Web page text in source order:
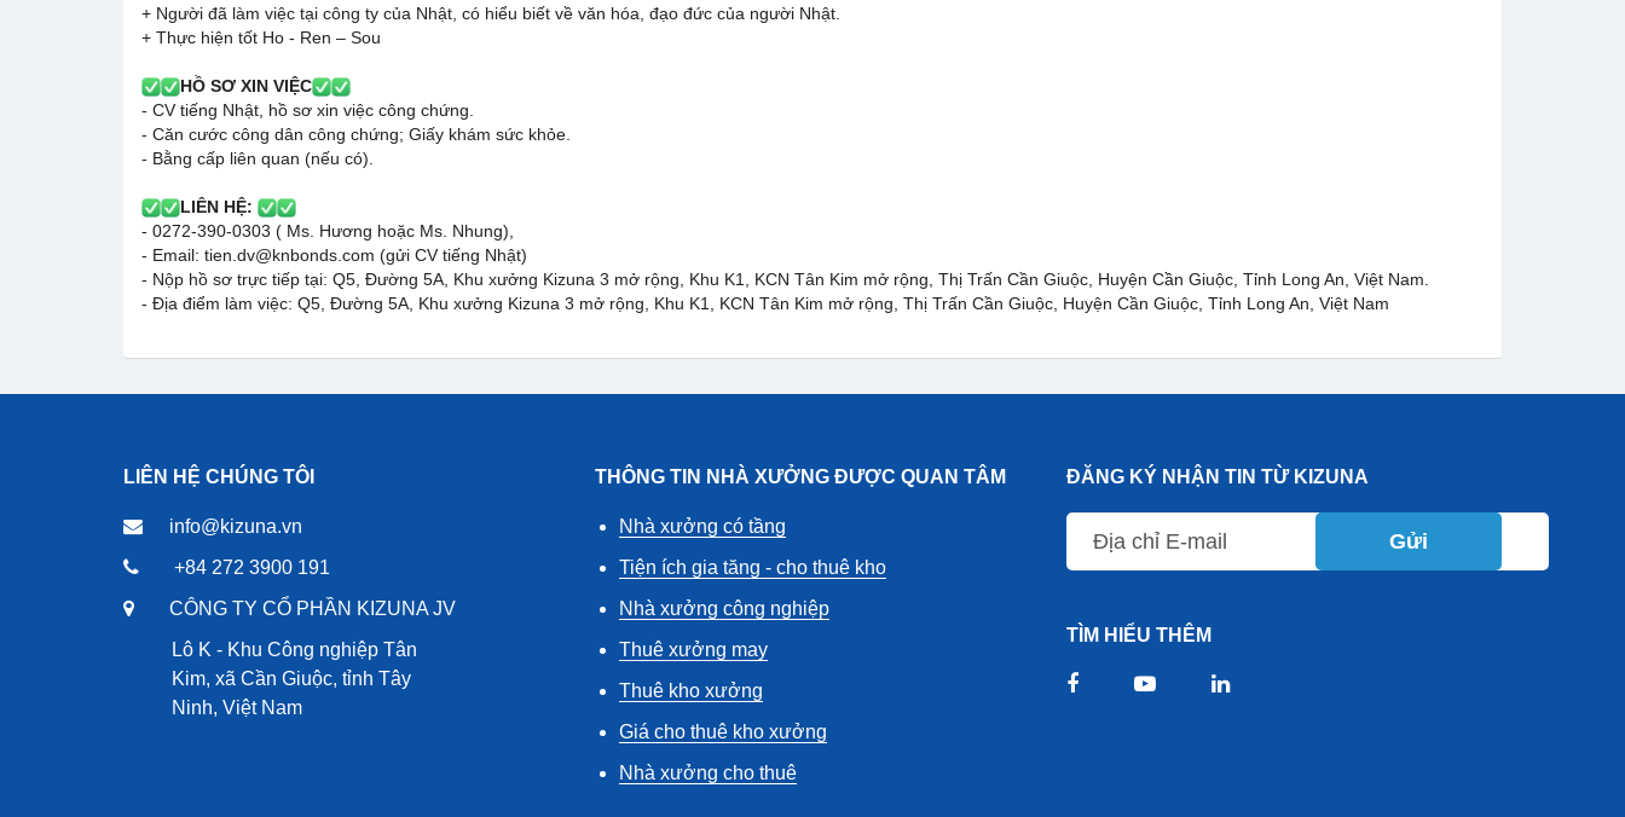
+ Người đã làm việc tại công ty của Nhật, có hiểu biết về văn hóa, đạo đức của người Nhật.
+ Thực hiện tốt Ho - Ren – Sou
HỒ SƠ XIN VIỆC
- CV tiếng Nhật, hồ sơ xin việc công chứng.
- Căn cước công dân công chứng; Giấy khám sức khỏe.
- Bằng cấp liên quan (nếu có).
LIÊN HỆ:
- 0272-390-0303 ( Ms. Hương hoặc Ms. Nhung),
- Email: tien.dv@knbonds.com (gửi CV tiếng Nhật)
- Nộp hồ sơ trực tiếp tại: Q5, Đường 5A, Khu xưởng Kizuna 3 mở rộng, Khu K1, KCN Tân Kim mở rộng, Thị Trấn Cần Giuộc, Huyện Cần Giuộc, Tỉnh Long An, Việt Nam.
- Địa điểm làm việc: Q5, Đường 5A, Khu xưởng Kizuna 3 mở rộng, Khu K1, KCN Tân Kim mở rộng, Thị Trấn Cần Giuộc, Huyện Cần Giuộc, Tỉnh Long An, Việt Nam
LIÊN HỆ CHÚNG TÔI
info@kizuna.vn
+84 272 3900 191
CÔNG TY CỔ PHẦN KIZUNA JV
Lô K - Khu Công nghiệp Tân
Kim, xã Cần Giuộc, tỉnh Tây
Ninh, Việt Nam
THÔNG TIN NHÀ XƯỞNG ĐƯỢC QUAN TÂM
Nhà xưởng có tầng
Tiện ích gia tăng - cho thuê kho
Nhà xưởng công nghiệp
Thuê xưởng may
Thuê kho xưởng
Giá cho thuê kho xưởng
Nhà xưởng cho thuê
ĐĂNG KÝ NHẬN TIN TỪ KIZUNA
Gửi
TÌM HIỂU THÊM